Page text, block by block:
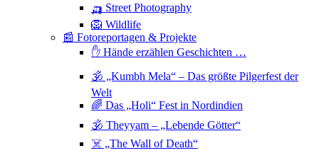
🛺 Street Photography
🦁 Wildlife
📰 Fotoreportagen & Projekte
✋ Hände erzählen Geschichten …
🕉 „Kumbh Mela“ – Das größte Pilgerfest der
Welt
🌈 Das „Holi“ Fest in Nordindien
🕉 Theyyam – „Lebende Götter“
☠️ „The Wall of Death“